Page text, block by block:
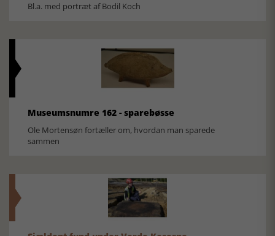
Bl.a. med portræt af Bodil Koch
Museumsnumre 162 - sparebøsse
Ole Mortensøn fortæller om, hvordan man sparede
sammen